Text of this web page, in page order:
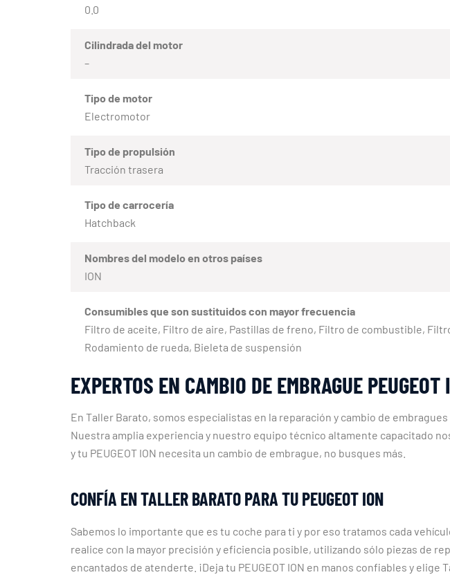
0.0
Cilindrada del motor
–
Tipo de motor
Electromotor
Tipo de propulsión
Tracción trasera
Tipo de carrocería
Hatchback
Nombres del modelo en otros países
ION
Consumibles que son sustituidos con mayor frecuencia
Filtro de aceite, Filtro de aire, Pastillas de freno, Filtro de combustible,
Rodamiento de rueda, Bieleta de suspensión
EXPERTOS EN CAMBIO DE EMBRAGUE
En Taller Barato, somos especialistas en la reparación y cambio de
Nuestra amplia experiencia y nuestro equipo técnico altamente capacitado
y tu PEUGEOT ION necesita un cambio de embrague, no busques más.
CONFÍA EN TALLER BARATO PARA TU PEUGEOT ION
Sabemos lo importante que es tu coche para ti y por eso tratamos cada
realice con la mayor precisión y eficiencia posible, utilizando sólo piezas de
encantados de atenderte. ¡Deja tu PEUGEOT ION en manos confiables y